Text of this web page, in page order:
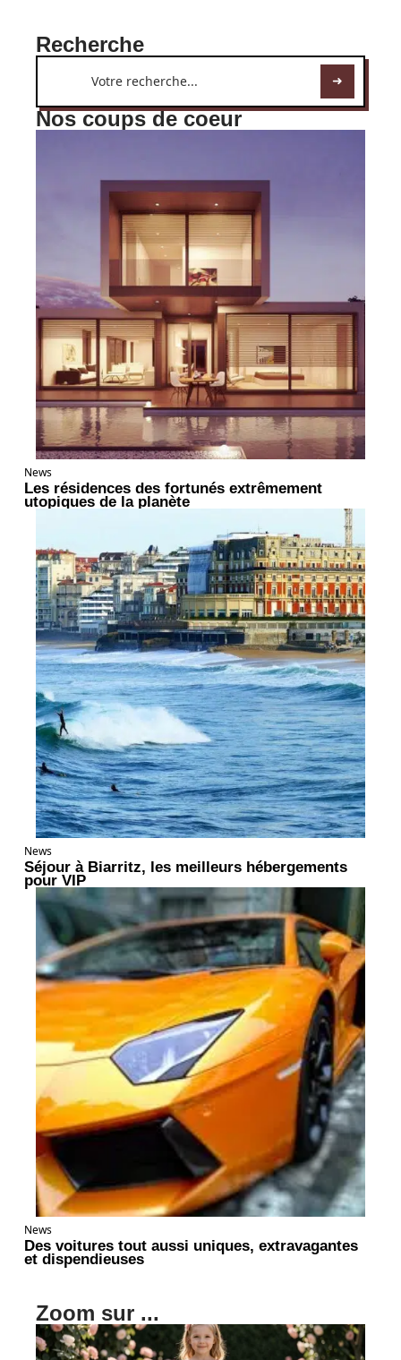
Recherche
Nos coups de coeur
News
Les résidences des fortunés extrêmement
utopiques de la planète
News
Séjour à Biarritz, les meilleurs hébergements
pour VIP
News
Des voitures tout aussi uniques, extravagantes
et dispendieuses
Zoom sur ...